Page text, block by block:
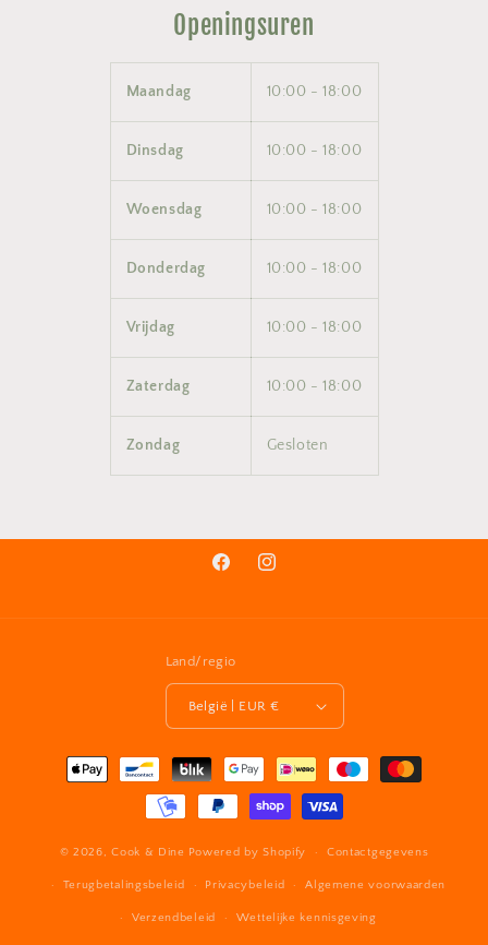
Openingsuren
Maandag 10:00 - 18:00
Dinsdag 10:00 - 18:00
Woensdag 10:00 - 18:00
Donderdag 10:00 - 18:00
Vrijdag 10:00 - 18:00
Zaterdag 10:00 - 18:00
Zondag Gesloten
FacebookInstagram
Land/regio
België | EUR €
Betaalmethoden
© 2026,Cook & Dine Powered by Shopify Contactgegevens
Terugbetalingsbeleid Privacybeleid Algemene voorwaarden
Verzendbeleid Wettelijke kennisgeving